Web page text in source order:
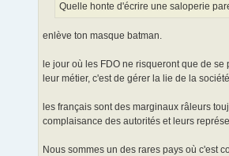
Quelle honte d'écrire une saloperie
enlève ton masque batman.
le jour où les FDO ne risqueront que de
leur métier, c'est de gérer la lie de la
les français sont des marginaux râleurs
complaisance des autorités et leurs
Nous sommes un des rares pays où c'est